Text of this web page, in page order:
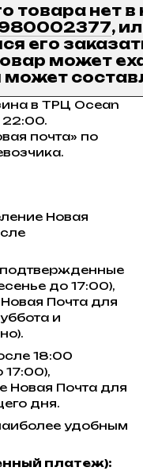
товара нет в
,
его
может
в ТРЦ Ocean
22:00.
почта» по
Новая
до 17:00),
Почта для
и
18:00
17:00),
Новая Почта для
дня.
удобным
платеж):